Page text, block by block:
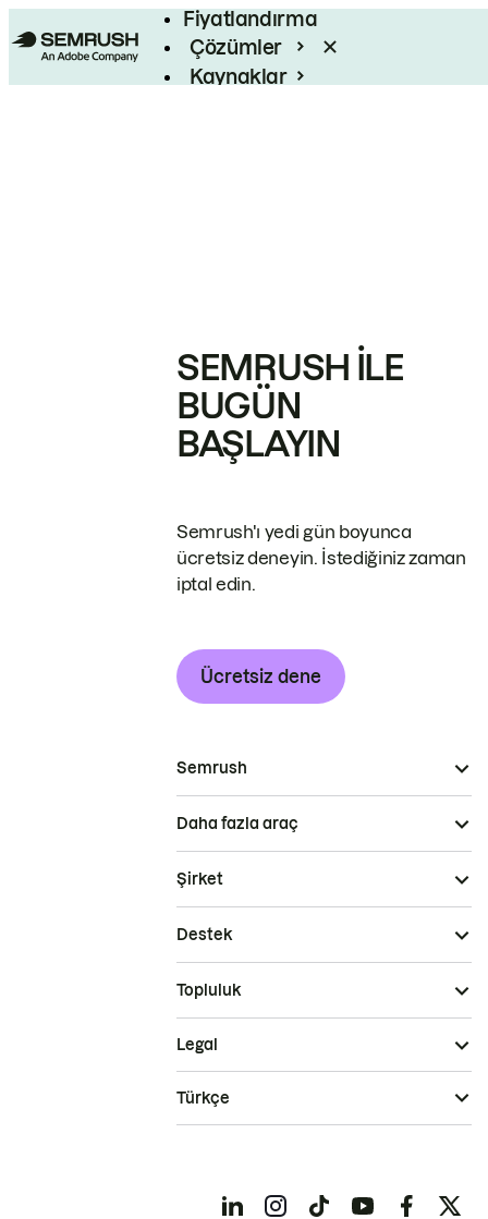
Fiyatlandırma
Çözümler
Kaynaklar
SEMRUSH ILE
BUGÜN
BAŞLAYIN
Semrush'ı yedi gün boyunca
ücretsiz deneyin. İstediğiniz zaman
iptal edin.
Ücretsiz dene
Semrush
Daha fazla araç
Şirket
Destek
Topluluk
Legal
Türkçe